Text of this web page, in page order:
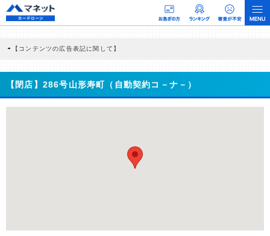
【コンテンツの広告表記に関して】
商品を根拠なくPRするものではなく、当編集部の調査／ユーザーへの口コミ収集な
どに基づき、公平性を担保した情報提供を行っています。
>提携企業一覧
【閉店】286号山形寿町（自動契約コ－ナ－）